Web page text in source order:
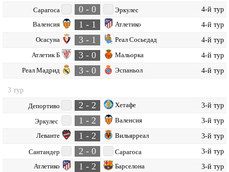
Сарагоса 0 - 0 Эркулес 4-й тур
Валенсия 1 - 1 Атлетико 4-й тур
Осасуна 3 - 1 Реал Сосьедад 4-й тур
Атлетик Б 3 - 0 Мальорка 4-й тур
Реал Мадрид 3 - 0 Эспаньол 4-й тур
3 тур
Депортиво 2 - 2 Хетафе 3-й тур
Эркулес 1 - 2 Валенсия 3-й тур
Леванте 1 - 2 Вильярреал 3-й тур
Сантандер 2 - 0 Сарагоса 3-й тур
Атлетико 1 - 2 Барселона 3-й тур